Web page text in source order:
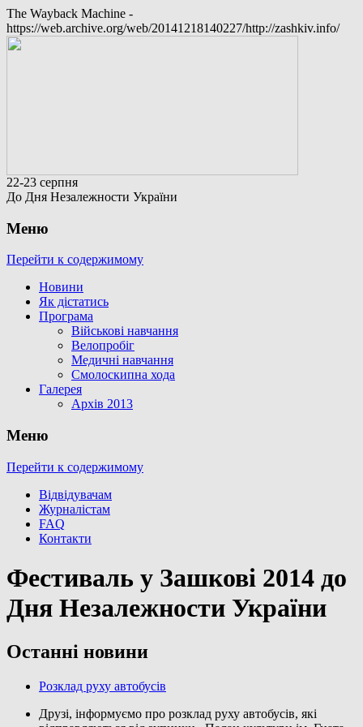
The Wayback Machine -
https://web.archive.org/web/20141218140227/http://zashkiv.info/
22-23 серпня
До Дня Незалежности України
Меню
Перейти к содержимому
Новини
Як дістатись
Програма
Військові навчання
Велопробіг
Медичні навчання
Смолоскипна хода
Галерея
Архів 2013
Меню
Перейти к содержимому
Відвідувачам
Журналістам
FAQ
Контакти
Фестиваль у Зашкові 2014 до
Дня Незалежности України
Останні новини
Розклад руху автобусів
Друзі, інформуємо про розклад руху автобусів, які